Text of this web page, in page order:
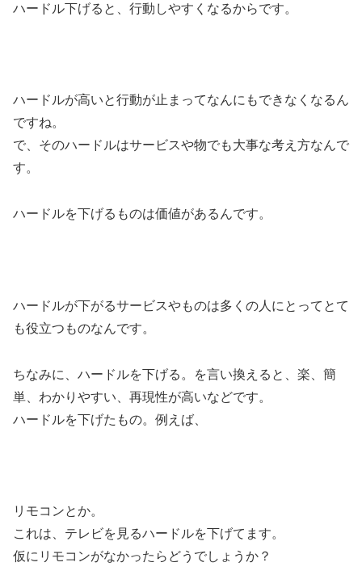
ハードル下げると、行動しやすくなるからです。
ハードルが高いと行動が止まってなんにもできなくなるん
ですね。
で、そのハードルはサービスや物でも大事な考え方なんで
す。
ハードルを下げるものは価値があるんです。
ハードルが下がるサービスやものは多くの人にとってとて
も役立つものなんです。
ちなみに、ハードルを下げる。を言い換えると、楽、簡
単、わかりやすい、再現性が高いなどです。
ハードルを下げたもの。例えば、
リモコンとか。
これは、テレビを見るハードルを下げてます。
仮にリモコンがなかったらどうでしょうか？